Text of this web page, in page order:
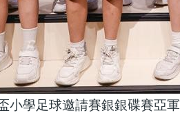
小學足球邀請賽銀銀碟賽亞軍